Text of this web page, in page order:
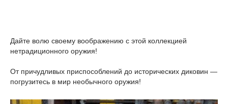
Дайте волю своему воображению с этой коллекцией
нетрадиционного оружия!
От причудливых приспособлений до исторических диковин —
погрузитесь в мир необычного оружия!